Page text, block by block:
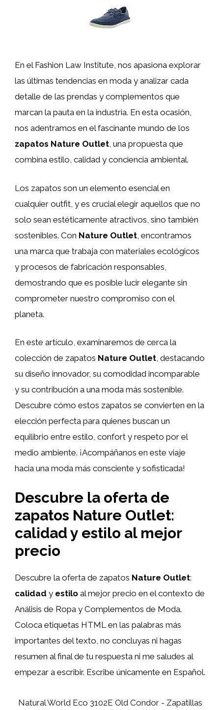
En el Fashion Law Institute, nos apasiona explorar
las últimas tendencias en moda y analizar cada
detalle de las prendas y complementos que
marcan la pauta en la industria. En esta ocasión,
nos adentramos en el fascinante mundo de los
zapatos Nature Outlet, una propuesta que
combina estilo, calidad y conciencia ambiental.
Los zapatos son un elemento esencial en
cualquier outfit, y es crucial elegir aquellos que no
solo sean estéticamente atractivos, sino también
sostenibles. Con Nature Outlet , encontramos
una marca que trabaja con materiales ecológicos
y procesos de fabricación responsables,
demostrando que es posible lucir elegante sin
comprometer nuestro compromiso con el
planeta.
En este artículo, examinaremos de cerca la
colección de zapatos Nature Outlet, destacando
su diseño innovador, su comodidad incomparable
y su contribución a una moda más sostenible.
Descubre cómo estos zapatos se convierten en la
elección perfecta para quienes buscan un
equilibrio entre estilo, confort y respeto por el
medio ambiente. ¡Acompáñanos en este viaje
hacia una moda más consciente y sofisticada!
Descubre la oferta de
zapatos Nature Outlet:
calidad y estilo al mejor
precio
Descubre la oferta de zapatos Nature Outlet:
calidad y estilo al mejor precio en el contexto de
Análisis de Ropa y Complementos de Moda.
Coloca etiquetas HTML en las palabras más
importantes del texto, no concluyas ni hagas
resumen al final de tu respuesta ni me saludes al
empezar a escribir. Escribe únicamente en Español.
Natural World Eco 3102E Old Condor - Zapatillas